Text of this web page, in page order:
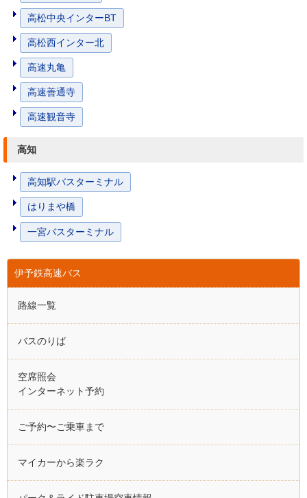
高松中央インターBT
高松西インター北
高速丸亀
高速善通寺
高速観音寺
高知
高知駅バスターミナル
はりまや橋
一宮バスターミナル
伊予鉄高速バス
路線一覧
バスのりば
空席照会
インターネット予約
ご予約〜ご乗車まで
マイカーから楽ラク